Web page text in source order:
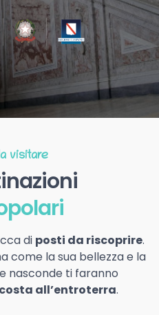
visitare
di posti da riscoprire.
come la sua bellezza e la
nasconde ti faranno
all’entroterra.